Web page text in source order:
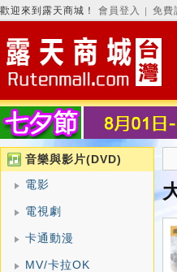
歡迎來到露天商城！ 會員登入 免費
音樂與影片(DVD)
電影
電視劇
卡通動漫
MV/卡拉OK